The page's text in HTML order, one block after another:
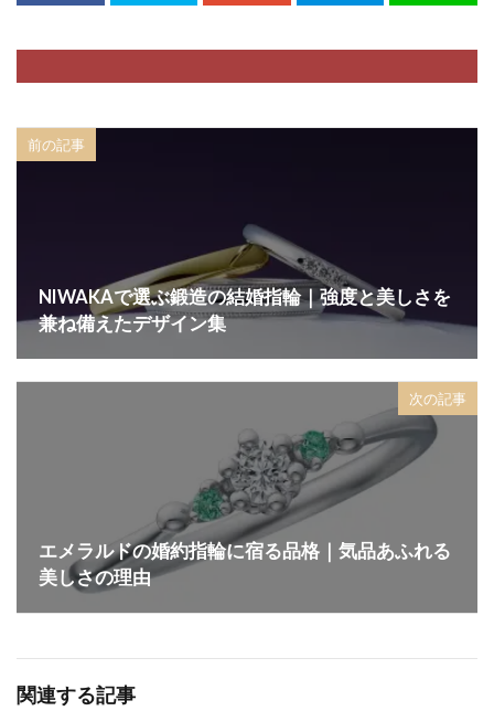
前の記事
NIWAKAで選ぶ鍛造の結婚指輪｜強度と美しさを
兼ね備えたデザイン集
次の記事
エメラルドの婚約指輪に宿る品格｜気品あふれる
美しさの理由
関連する記事